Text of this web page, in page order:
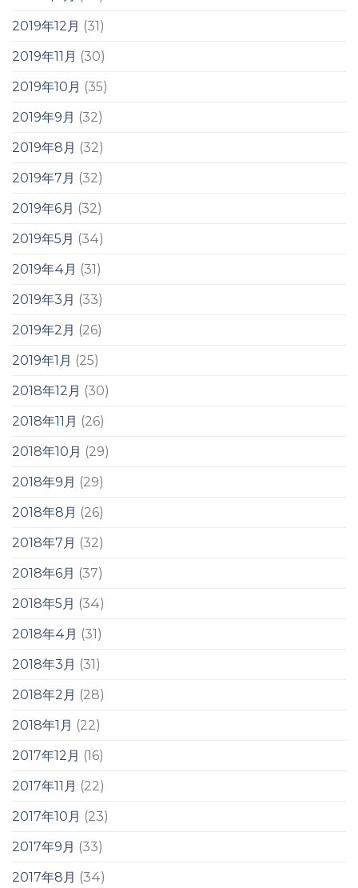
2019年12月 (31)
2019年11月 (30)
2019年10月 (35)
2019年9月 (32)
2019年8月 (32)
2019年7月 (32)
2019年6月 (32)
2019年5月 (34)
2019年4月 (31)
2019年3月 (33)
2019年2月 (26)
2019年1月 (25)
2018年12月 (30)
2018年11月 (26)
2018年10月 (29)
2018年9月 (29)
2018年8月 (26)
2018年7月 (32)
2018年6月 (37)
2018年5月 (34)
2018年4月 (31)
2018年3月 (31)
2018年2月 (28)
2018年1月 (22)
2017年12月 (16)
2017年11月 (22)
2017年10月 (23)
2017年9月 (33)
2017年8月 (34)